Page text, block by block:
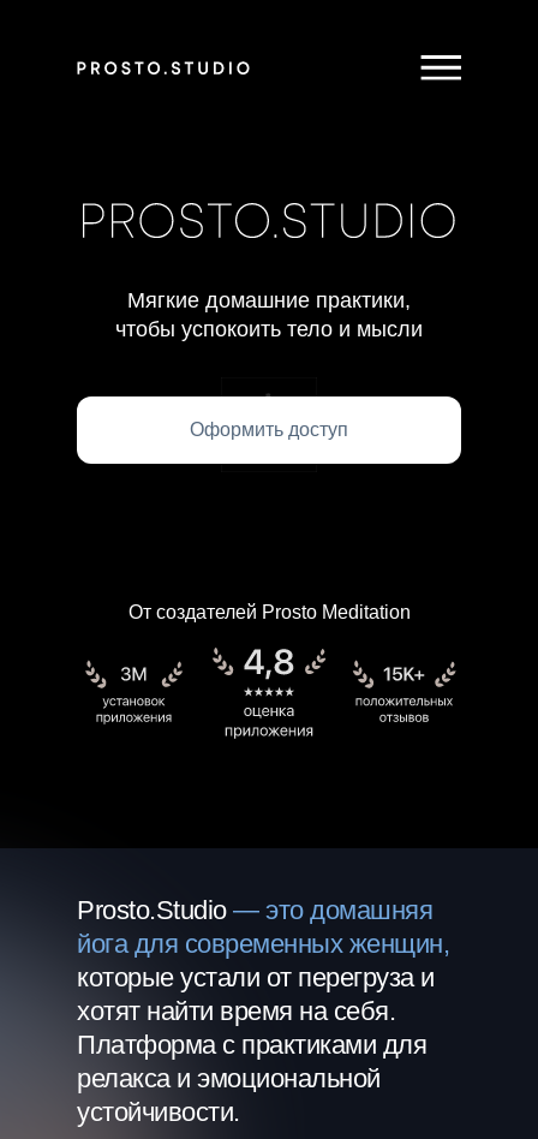
Мягкие домашние практики,
чтобы успокоить тело и мысли
Оформить доступ
От создателей Prosto Meditation
Prosto.Studio — это домашняя
йога для современных женщин,
которые устали от перегруза и
хотят найти время на себя.
Платформа с практиками для
релакса и эмоциональной
устойчивости.